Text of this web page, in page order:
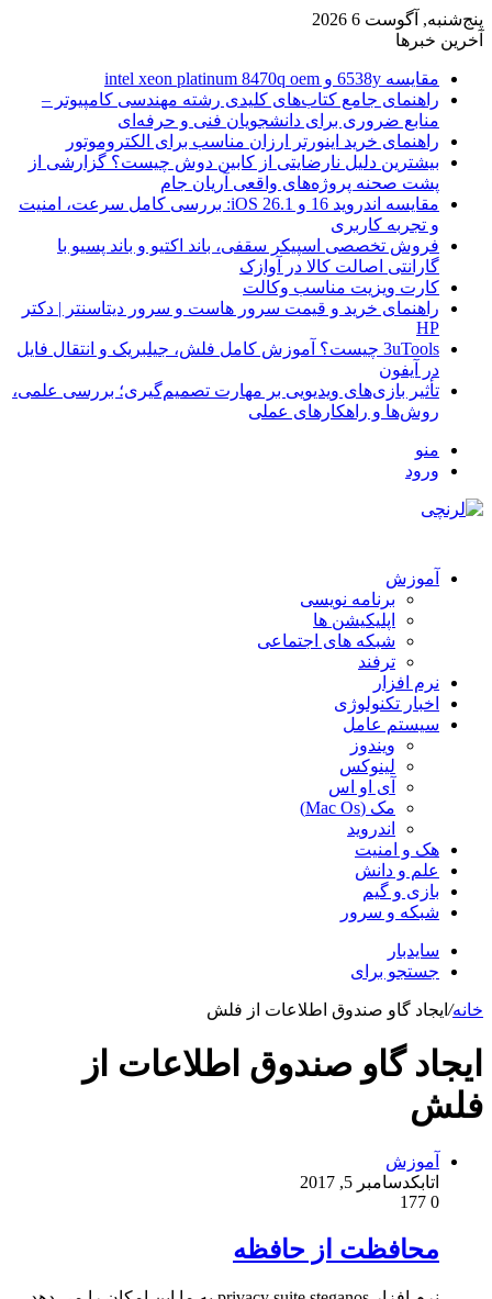
پنج‌شنبه, آگوست 6 2026
آخرین خبرها
مقایسه 6538y و intel xeon platinum 8470q oem
راهنمای جامع کتاب‌های کلیدی رشته مهندسی کامپیوتر –
منابع ضروری برای دانشجویان فنی و حرفه‌ای
راهنمای خرید اینورتر ارزان مناسب برای الکتروموتور
بیشترین دلیل نارضایتی از کابین دوش چیست؟ گزارشی از
پشت صحنه پروژه‌های واقعی آریان جام
مقایسه اندروید 16 و iOS 26.1: بررسی کامل سرعت، امنیت
و تجربه کاربری
فروش تخصصی اسپیکر سقفی، باند اکتیو و باند پسیو با
گارانتی اصالت کالا در آوازک
کارت ویزیت مناسب وکالت
راهنمای خرید و قیمت سرور هاست و سرور دیتاسنتر | دکتر
HP
3uTools چیست؟ آموزش کامل فلش، جیلبریک و انتقال فایل
در آیفون
تأثیر بازی‌های ویدیویی بر مهارت تصمیم‌گیری؛ بررسی علمی،
روش‌ها و راهکارهای عملی
منو
ورود
آموزش
برنامه نویسی
اپلیکیشن ها
شبکه های اجتماعی
ترفند
نرم افزار
اخبار تکنولوژی
سیستم عامل
ویندوز
لینوکس
آی او اس
مک (Mac Os)
اندروید
هک و امنیت
علم و دانش
بازی و گیم
شبکه و سرور
سایدبار
جستجو برای
خانه/ ایجاد گاو صندوق اطلاعات از فلش
ایجاد گاو صندوق اطلاعات از
فلش
آموزش
اتابکدسامبر 5, 2017
0
محافظت از حافظه